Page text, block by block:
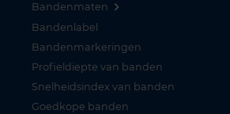
Bandenmaten
Bandenlabel
Bandenmarkeringen
Profieldiepte van banden
Snelheidsindex van banden
Goedkope banden